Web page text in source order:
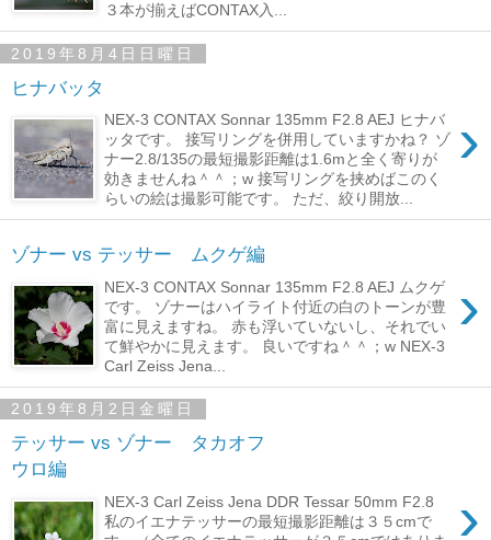
３本が揃えばCONTAX入...
2019年8月4日日曜日
ヒナバッタ
›
NEX-3 CONTAX Sonnar 135mm F2.8 AEJ ヒナバ
ッタです。 接写リングを併用していますかね？ ゾ
ナー2.8/135の最短撮影距離は1.6mと全く寄りが
効きませんね＾＾；w 接写リングを挟めばこのく
らいの絵は撮影可能です。 ただ、絞り開放...
ゾナー vs テッサー ムクゲ編
›
NEX-3 CONTAX Sonnar 135mm F2.8 AEJ ムクゲ
です。 ゾナーはハイライト付近の白のトーンが豊
富に見えますね。 赤も浮いていないし、それでい
て鮮やかに見えます。 良いですね＾＾；w NEX-3
Carl Zeiss Jena...
2019年8月2日金曜日
テッサー vs ゾナー タカオフ
ウロ編
›
NEX-3 Carl Zeiss Jena DDR Tessar 50mm F2.8
私のイエナテッサーの最短撮影距離は３５cmで